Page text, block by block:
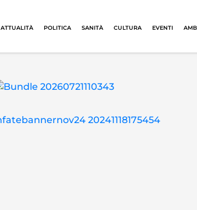
ATTUALITÀ POLITICA SANITÀ CULTURA EVENTI